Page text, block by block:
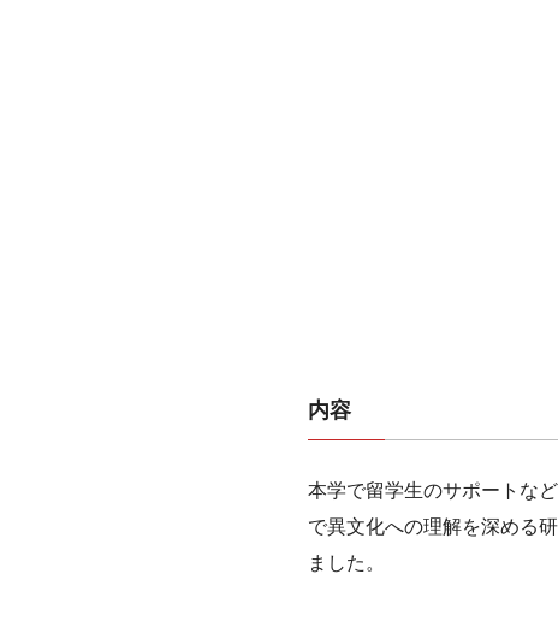
内容
本学で留学生のサポートな
で異文化への理解を深める
ました。